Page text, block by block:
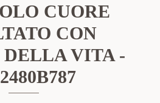
CUORE
CON
VITA -